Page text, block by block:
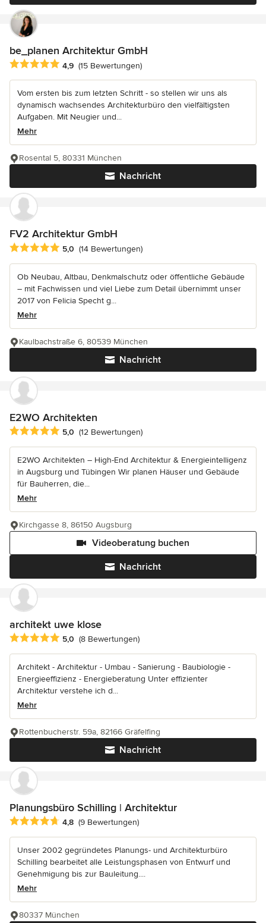
be_planen Architektur GmbH
Durchschnittliche Bewertung: 4.9 von 5 Sternen
4,9 (15 Bewertungen)
Vom ersten bis zum letzten Schritt - so stellen wir uns als
dynamisch wachsendes Architekturbüro den vielfältigsten
Aufgaben. Mit Neugier und...
Mehr
Nachricht
Rosental 5, 80331 München
FV2 Architektur GmbH
Durchschnittliche Bewertung: 5 von 5 Sternen
5,0 (14 Bewertungen)
Ob Neubau, Altbau, Denkmalschutz oder öffentliche Gebäude
– mit Fachwissen und viel Liebe zum Detail übernimmt unser
2017 von Felicia Specht g...
Mehr
Nachricht
Kaulbachstraße 6, 80539 München
E2WO Architekten
Durchschnittliche Bewertung: 5 von 5 Sternen
5,0 (12 Bewertungen)
E2WO Architekten – High-End Architektur & Energieintelligenz
in Augsburg und Tübingen Wir planen Häuser und Gebäude
für Bauherren, die...
Mehr
Nachricht
Videoberatung buchen
Kirchgasse 8, 86150 Augsburg
architekt uwe klose
Durchschnittliche Bewertung: 5 von 5 Sternen
5,0 (8 Bewertungen)
Architekt - Architektur - Umbau - Sanierung - Baubiologie -
Energieeffizienz - Energieberatung Unter effizienter
Architektur verstehe ich d...
Mehr
Nachricht
Rottenbucherstr. 59a, 82166 Gräfelfing
Planungsbüro Schilling | Architektur
Durchschnittliche Bewertung: 4.8 von 5 Sternen
4,8 (9 Bewertungen)
Unser 2002 gegründetes Planungs- und Architekturbüro
Schilling bearbeitet alle Leistungsphasen von Entwurf und
Genehmigung bis zur Bauleitung....
Mehr
80337 München